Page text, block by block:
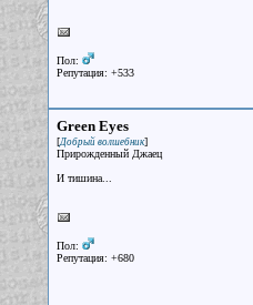
Пол:
Репутация: +533
Green Eyes
[Добрый волшебник]
Прирожденный Джаец
И тишина...
Пол:
Репутация: +680